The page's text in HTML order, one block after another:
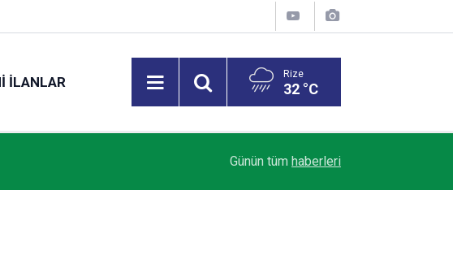
İLANLAR Rize
32 °C
Pazarspor, Sezona İstanbul'da Başlayacak
Günün tüm haberleri